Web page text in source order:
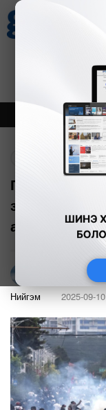
Онцлох
ГХЯ: Балбад
зочид
аюулгүй
Г.Тэгшсүрэн
Нийгэм 2025-09-10